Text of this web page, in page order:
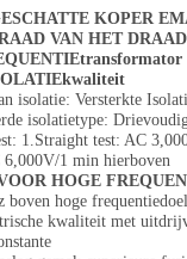
KOPER
VAN HET
isolatie: Versterkte
isolatietype:
1.Straight test: AC
6,000V/1 min hierboven
HOGE
boven hoge frequentiedoel
kwaliteit met